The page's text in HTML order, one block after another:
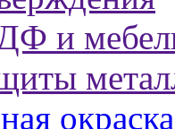
и
окраска